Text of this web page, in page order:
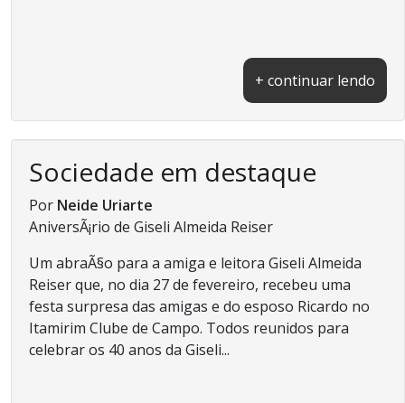
+ continuar lendo
Sociedade em destaque
Por Neide Uriarte
AniversÃ¡rio de Giseli Almeida Reiser
Um abraÃ§o para a amiga e leitora Giseli Almeida
Reiser que, no dia 27 de fevereiro, recebeu uma
festa surpresa das amigas e do esposo Ricardo no
Itamirim Clube de Campo. Todos reunidos para
celebrar os 40 anos da Giseli...